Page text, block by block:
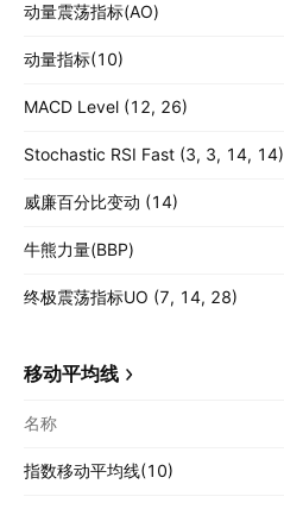
动量震荡指标(AO)
动量指标(10)
MACD Level (12, 26)
Stochastic RSI Fast (3, 3, 14, 14)
威廉百分比变动 (14)
牛熊力量(BBP)
终极震荡指标UO (7, 14, 28)
移动平均线
名称
指数移动平均线(10)